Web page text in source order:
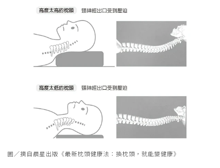
圖／摘自晨星出版《最新枕頭健康法：換枕頭，就能變健康》